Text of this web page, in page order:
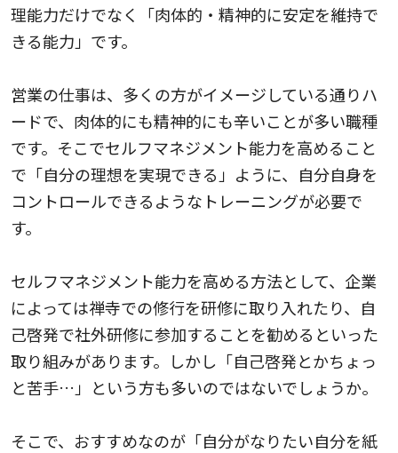
理能力だけでなく「肉体的・精神的に安定を維持で
きる能力」です。
営業の仕事は、多くの方がイメージしている通りハ
ードで、肉体的にも精神的にも辛いことが多い職種
です。そこでセルフマネジメント能力を高めること
で「自分の理想を実現できる」ように、自分自身を
コントロールできるようなトレーニングが必要で
す。
セルフマネジメント能力を高める方法として、企業
によっては禅寺での修行を研修に取り入れたり、自
己啓発で社外研修に参加することを勧めるといった
取り組みがあります。しかし「自己啓発とかちょっ
と苦手…」という方も多いのではないでしょうか。
そこで、おすすめなのが「自分がなりたい自分を紙